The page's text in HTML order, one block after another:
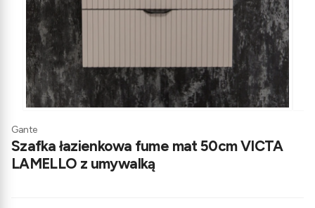
Gante
Szafka łazienkowa fume mat 50cm VICTA
LAMELLO z umywalką